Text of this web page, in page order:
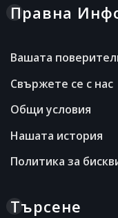
Правна
Вашата
Свържете се с нас
Общи условия
Нашата история
Политика за
Търсене